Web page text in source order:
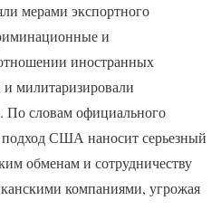
мерами экспортного
и
иностранных
милитаризировали
По словам официального
США наносит серьезный
обменам и сотрудничеству
компаниями, угрожая